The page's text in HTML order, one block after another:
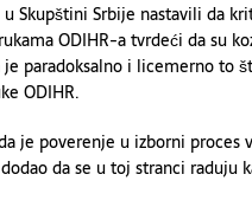
Skupštini Srbije nastavili da
ODIHR-a tvrdeći da su
paradoksalno i licemerno to
ODIHR.
je poverenje u izborni proces
da se u toj stranci raduju